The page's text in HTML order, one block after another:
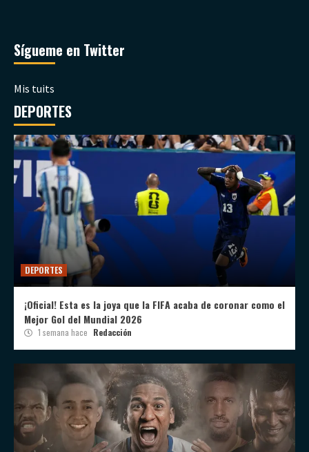
Sígueme en Twitter
Mis tuits
DEPORTES
DEPORTES
¡Oficial! Esta es la joya que la FIFA acaba de coronar como el
Mejor Gol del Mundial 2026
1 semana hace Redacción